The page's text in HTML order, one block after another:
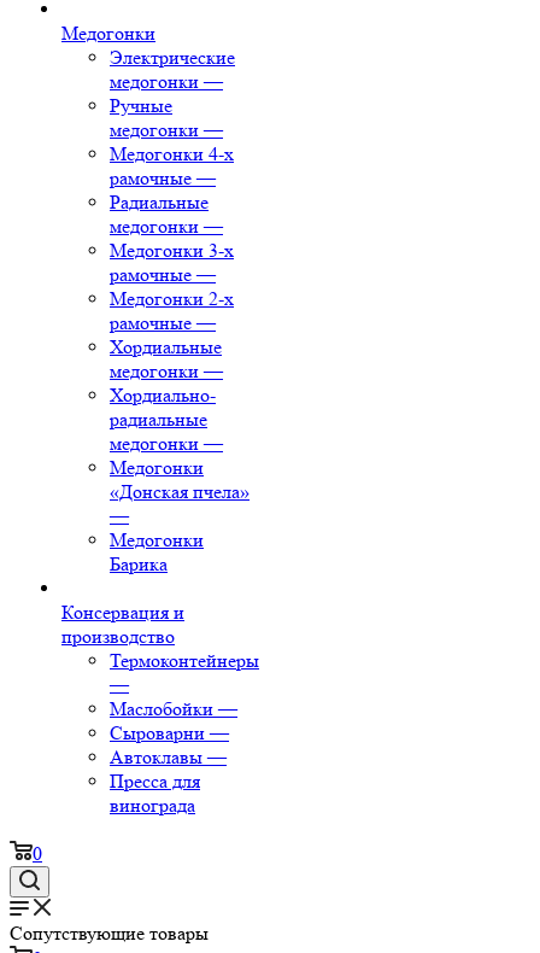
Медогонки
Электрические
медогонки —
Ручные
медогонки —
Медогонки 4-х
рамочные —
Радиальные
медогонки —
Медогонки 3-х
рамочные —
Медогонки 2-х
рамочные —
Хордиальные
медогонки —
Хордиально-
радиальные
медогонки —
Медогонки
«Донская пчела»
—
Медогонки
Барика
Консервация и
производство
Термоконтейнеры
—
Маслобойки —
Сыроварни —
Автоклавы —
Пресса для
винограда
0
Сопутствующие товары